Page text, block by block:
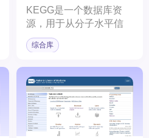
KEGG是一个数据库资
源，用于从分子水平信
息，特别是基因组测序和
其他高通量实验技术生成
解生物系统（如细胞、生
物体和生态系统）的高级
功能。
综合库